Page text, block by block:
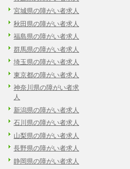
宮城県の障がい者求人
秋田県の障がい者求人
福島県の障がい者求人
群馬県の障がい者求人
埼玉県の障がい者求人
東京都の障がい者求人
神奈川県の障がい者求
人
新潟県の障がい者求人
石川県の障がい者求人
山梨県の障がい者求人
長野県の障がい者求人
静岡県の障がい者求人